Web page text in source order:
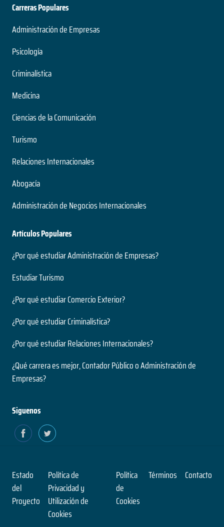
Carreras Populares
Administración de Empresas
Psicología
Criminalística
Medicina
Ciencias de la Comunicación
Turismo
Relaciones Internacionales
Abogacía
Administración de Negocios Internacionales
Artículos Populares
¿Por qué estudiar Administración de Empresas?
Estudiar Turismo
¿Por qué estudiar Comercio Exterior?
¿Por qué estudiar Criminalística?
¿Por qué estudiar Relaciones Internacionales?
¿Qué carrera es mejor, Contador Público o Administración de
Empresas?
Siguenos
Estado
del
Proyecto
Política de
Privacidad y
Utilización de
Cookies
Política
de
Cookies
Términos Contacto